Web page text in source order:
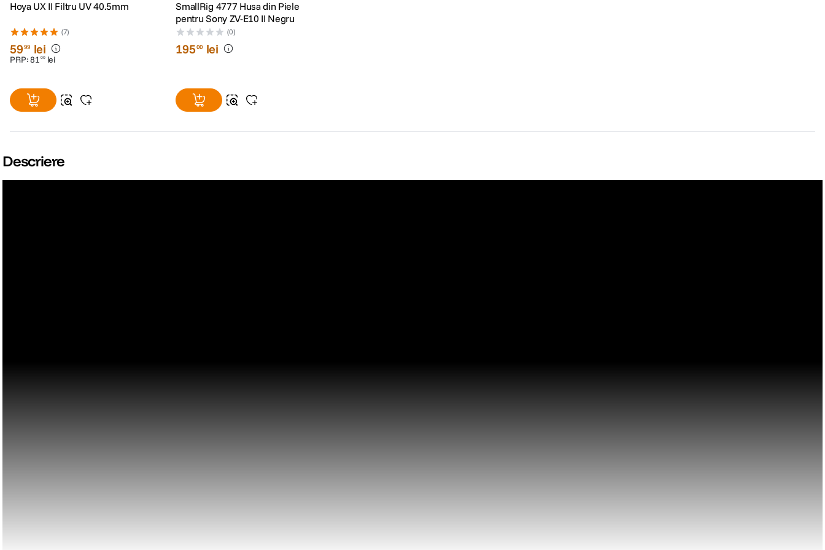
Hoya UX II Filtru UV 40.5mm
(7)
5999 lei
PRP:81 00 lei
SmallRig 4777 Husa din Piele
pentru Sony ZV-E10 II Negru
(0)
19500 lei
Descriere